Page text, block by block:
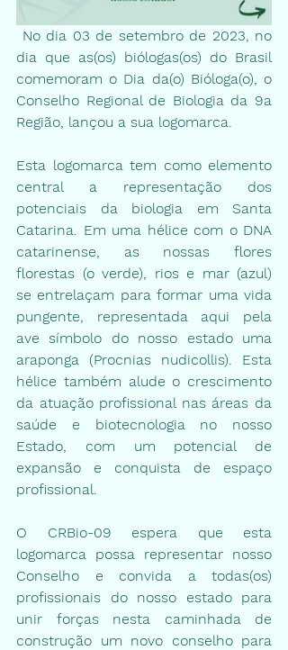
dia que as(os) biólogas(os) do Brasil
comemoram o Dia da(o) Bióloga(o), o
Conselho Regional de Biologia da 9a
Região, lançou a sua logomarca.
Esta logomarca tem como elemento
central a representação dos
potenciais da biologia em Santa
Catarina. Em uma hélice com o DNA
catarinense, as nossas flores
florestas (o verde), rios e mar (azul)
se entrelaçam para formar uma vida
pungente, representada aqui pela
ave símbolo do nosso estado uma
araponga (Procnias nudicollis). Esta
hélice também alude o crescimento
da atuação profissional nas áreas da
saúde e biotecnologia no nosso
Estado, com um potencial de
expansão e conquista de espaço
profissional.
O CRBio-09 espera que esta
logomarca possa representar nosso
Conselho e convida a todas(os)
profissionais do nosso estado para
unir forças nesta caminhada de
construção um novo conselho para